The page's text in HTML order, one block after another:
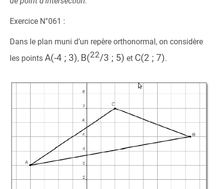
Exercice N°061 :
Dans le plan muni d’un repère orthonormal, on considère
les points A(-4 ; 3), B(22/3 ; 5) et C(2 ; 7).